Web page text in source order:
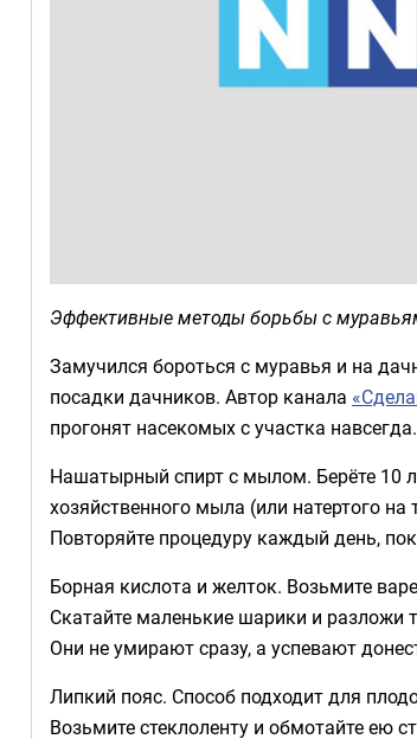
Эффективные методы борьбы с
Замучился бороться с муравья и на
посадки дачников. Автор канала
прогонят насекомых с участка навсегда.
Нашатырный спирт с мылом. Берёте 10
хозяйственного мыла (или натертого
Повторяйте процедуру каждый день,
Борная кислота и желток. Возьмите
Скатайте маленькие шарики и разложи
Они не умирают сразу, а успевают
Липкий пояс. Способ подходит для
Возьмите стеклоленту и обмотайте ею